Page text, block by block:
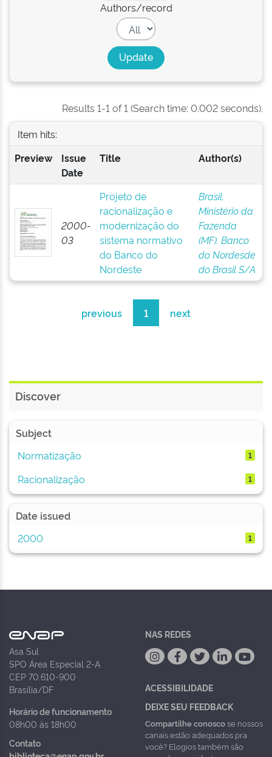
Authors/record
Results 1-1 of 1 (Search time: 0.002 seconds).
Item hits:
Preview
Issue
Date
Title Author(s)
2000-
03
Projeto de
racionalização e
modernização do
sistema normativo
do Banco do
Nordeste
Brasil.
Ministério da
Fazenda
(MF). Banco
do Nordesde
do Brasil S/A
previous 1 next
Discover
Subject
Normatização
1
Racionalização 1
Date issued
2000
1
Asa Sul
SPO Área Especial 2-A
CEP 70.610-900
Brasília/DF
Horário de funcionamento
08h00 às 18h00
Contato
NAS REDES
ACESSIBILIDADE
DEIXE SEU FEEDBACK
Compartilhe conoscose nossos
canais estão adequados pra
você? Elogios também são